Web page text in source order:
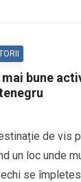
mai bune
de vis
un loc unde
se